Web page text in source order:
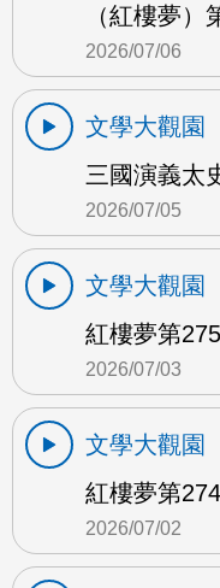
（紅樓夢）
2026/07/06
文學大觀園
三國演義太
2026/07/05
文學大觀園
紅樓夢第
2026/07/03
文學大觀園
紅樓夢第
2026/07/02